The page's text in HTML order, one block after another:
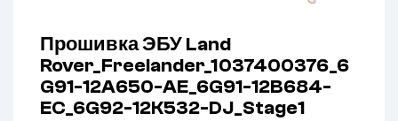
Прошивка ЭБУ Land
Rover_Freelander_1037400376_6
G91-12A650-AE_6G91-12B684-
EC_6G92-12K532-DJ_Stage1